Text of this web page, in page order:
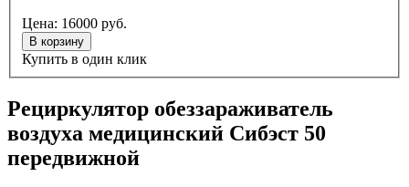
Цена: 16000 руб.
В корзину
Купить в один клик
Рециркулятор обеззараживатель
воздуха медицинский Сибэст 50
передвижной